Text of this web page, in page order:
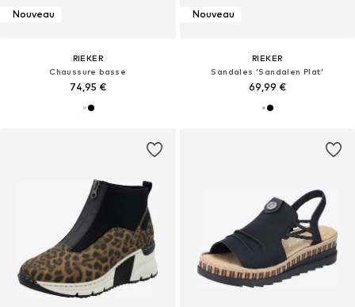
Nouveau
RIEKER
Chaussure basse
74,95 €
Nouveau
RIEKER
Sandales 'Sandalen Plat'
69,99 €